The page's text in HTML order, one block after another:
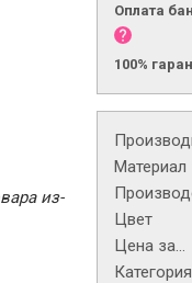
из-
Оплата
100%
Материал
Цвет
Цена за...
Категория